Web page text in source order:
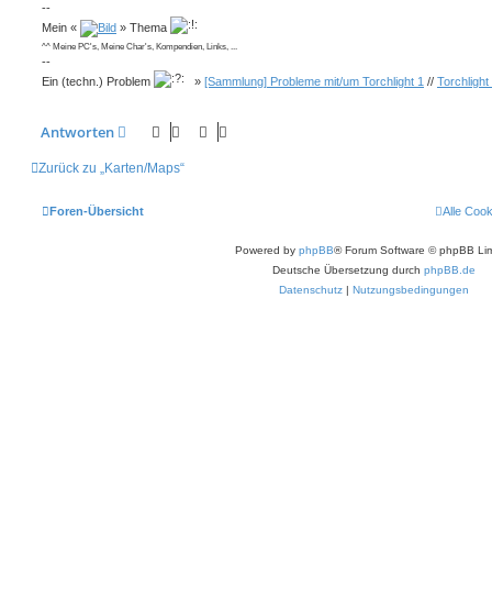
--
Mein «
» Thema
^^ Meine PC's, Meine Char's, Kompendien, Links, ...
--
Ein (techn.) Problem
» [Sammlung] Probleme mit/um Torchlight 1 // Torchlight
Antworten
Zurück zu „Karten/Maps“
Foren-Übersicht Alle
Powered by phpBB® Forum Software © phpBB
Deutsche Übersetzung durch phpBB.de
Datenschutz
Nutzungsbedingungen